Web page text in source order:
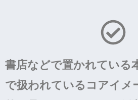
書店などで置かれている
で扱われているコアイメ